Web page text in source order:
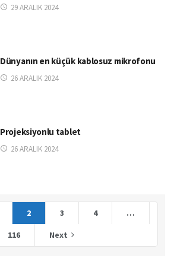
29 ARALIK 2024
Dünyanın en küçük kablosuz mikrofonu
26 ARALIK 2024
Projeksiyonlu tablet
26 ARALIK 2024
2 3 4 …
116 Next